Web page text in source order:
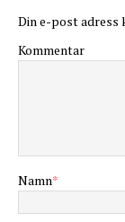
Din e-post
Kommentar
Namn*